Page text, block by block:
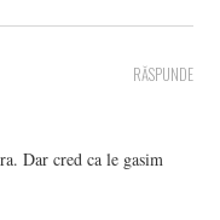
RĂSPUNDE
Dar cred ca le gasim